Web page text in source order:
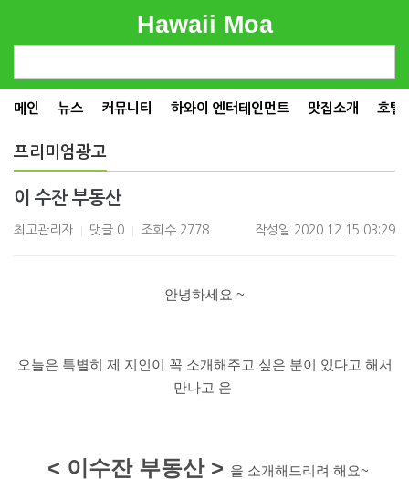
Hawaii Moa
메인 뉴스 커뮤니티 하와이 엔터테인먼트 맛집소개 호텔
프리미엄광고
이 수잔 부동산
최고관리자 댓글 0 조회수 2778 작성일 2020.12.15 03:29
안녕하세요 ~
오늘은 특별히 제 지인이 꼭 소개해주고 싶은 분이 있다고 해서
만나고 온
< 이수잔 부동산> 을 소개해드리려 해요~